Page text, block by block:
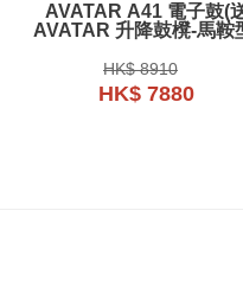
AVATAR A41 電子鼓(
AVATAR 升降鼓櫈-馬鞍
HK$ 8910
HK$ 7880